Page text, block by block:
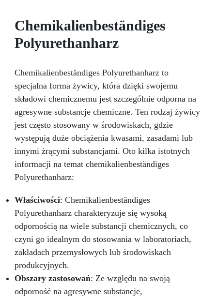
Chemikalienbeständiges
Polyurethanharz
Chemikalienbeständiges Polyurethanharz to
specjalna forma żywicy, która dzięki swojemu
składowi chemicznemu jest szczególnie odporna na
agresywne substancje chemiczne. Ten rodzaj żywicy
jest często stosowany w środowiskach, gdzie
występują duże obciążenia kwasami, zasadami lub
innymi żrącymi substancjami. Oto kilka istotnych
informacji na temat chemikalienbeständiges
Polyurethanharz:
Właściwości: Chemikalienbeständiges
Polyurethanharz charakteryzuje się wysoką
odpornością na wiele substancji chemicznych, co
czyni go idealnym do stosowania w laboratoriach,
zakładach przemysłowych lub środowiskach
produkcyjnych.
Obszary zastosowań: Ze względu na swoją
odporność na agresywne substancje,